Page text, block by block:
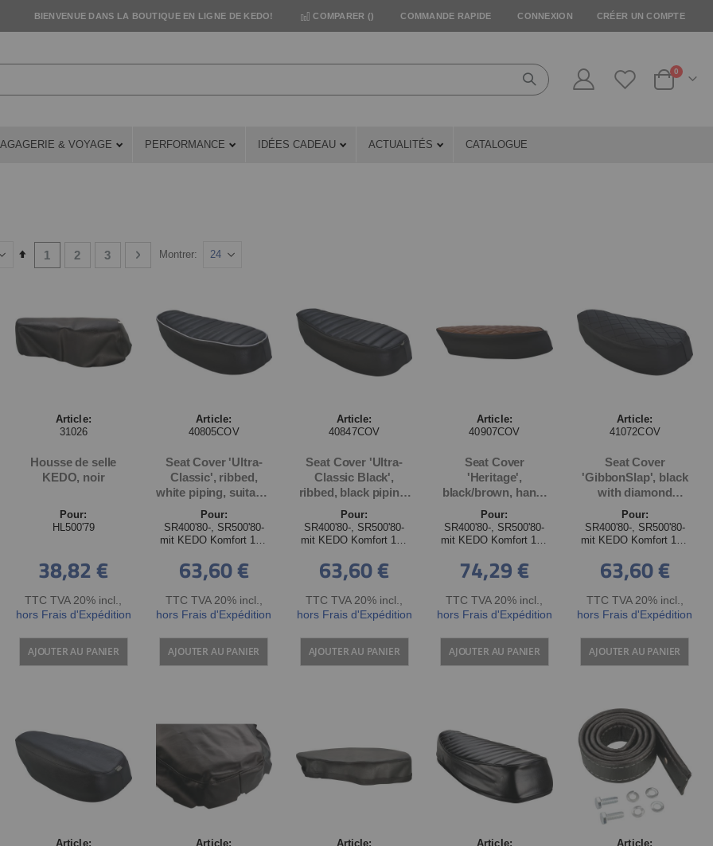
BIENVENUE DANS LA BOUTIQUE EN LIGNE DE KEDO! COMPARER () COMMANDE RAPIDE CONNEXION CRÉER UN COMPTE
Cart
0 articles
& VOYAGE PERFORMANCE IDÉES CADEAU ACTUALITÉS CATALOGUE
Set PageYou're currently reading page
1 Page
2 Page
3 Page
Suivant
Montrer
Article:
31026
Housse de selle
KEDO, noir
Pour:
HL500'79
38,82 €
TTC TVA 20% incl.
hors Frais d'Expédition
AJOUTER AU PANIER
Article:
40805COV
Seat Cover 'Ultra-
Classic', ribbed,
white piping, suitable
for all KEDO
Comfort 1.5-Man
Seats, handmade in
Pour:
SR400'80-, SR500'80-
mit KEDO Komfort 1½-
63,60 €
TTC TVA 20% incl.
hors Frais d'Expédition
AJOUTER AU PANIER
Article:
40847COV
Seat Cover 'Ultra-
Classic Black',
ribbed, black piping,
suitable for all KEDO
Comfort 1.5-Man
seats, handmade in
Pour:
SR400'80-, SR500'80-
mit KEDO Komfort 1½-
63,60 €
TTC TVA 20% incl.
hors Frais d'Expédition
AJOUTER AU PANIER
Article:
40907COV
Seat Cover
'Heritage',
black/brown, hand-
sewn diamond
pattern, suitable for
all KEDO Comfort
handmade in
Germany
Pour:
SR400'80-, SR500'80-
mit KEDO Komfort 1½-
74,29 €
TTC TVA 20% incl.
hors Frais d'Expédition
AJOUTER AU PANIER
Article:
41072COV
Seat Cover
'GibbonSlap', black
with diamond
pattern, suitable for
all KEDO Comfort
1.5-Man seats,
Germany
Pour:
SR400'80-, SR500'80-
mit KEDO Komfort 1½-
63,60 €
TTC TVA 20% incl.
hors Frais d'Expédition
AJOUTER AU PANIER